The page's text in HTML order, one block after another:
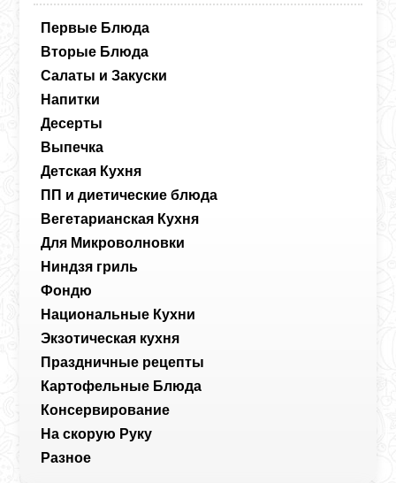
Первые Блюда
Вторые Блюда
Салаты и Закуски
Напитки
Десерты
Выпечка
Детская Кухня
ПП и диетические блюда
Вегетарианская Кухня
Для Микроволновки
Ниндзя гриль
Фондю
Национальные Кухни
Экзотическая кухня
Праздничные рецепты
Картофельные Блюда
Консервирование
На скорую Руку
Разное